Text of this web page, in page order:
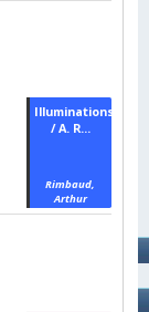
Illuminations
/ A. R...
Rimbaud,
Arthur